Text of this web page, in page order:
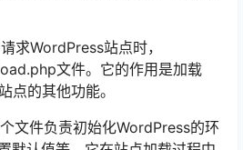
求WordPress站点时，
文件。它的作用是加载
点的其他功能。
文件负责初始化WordPress的环